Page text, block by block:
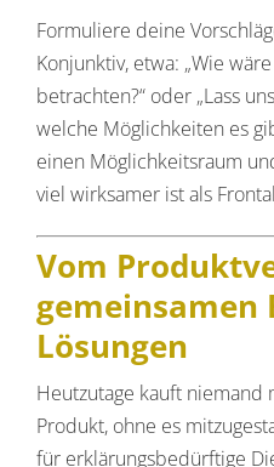
Formuliere deine
Konjunktiv, etwa: „Wie
betrachten?“ oder „Lass
welche Möglichkeiten es
einen Möglichkeitsraum
viel wirksamer ist als
Vom
gemeinsamen
Lösungen
Heutzutage kauft niemand
Produkt, ohne es
für erklärungsbedürftige